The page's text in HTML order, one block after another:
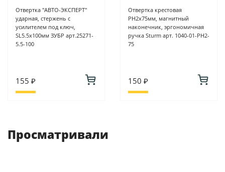
Отвертка "АВТО-ЭКСПЕРТ"
ударная, стержень с
усилителем под ключ,
SL5.5х100мм ЗУБР арт.25271-
5.5-100
155 ₽
Отвертка крестовая
PH2х75мм, магнитный
наконечник, эргономичная
ручка Sturm арт. 1040-01-PH2-
75
150 ₽
Просматривали